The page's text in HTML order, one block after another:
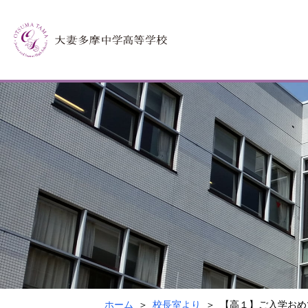
ホーム 校長室より 【高１】ご入学お